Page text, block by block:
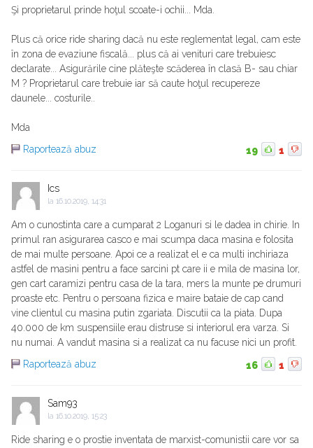
Şi proprietarul prinde hoţul scoate-i ochii... Mda.
Plus că orice ride sharing dacă nu este reglementat legal, cam este
în zona de evaziune fiscală... plus că ai venituri care trebuiesc
declarate... Asigurările cine plăteşte scăderea în clasă B- sau chiar
M ? Proprietarul care trebuie iar să caute hoţul recupereze
daunele... costurile..
Mda
Raportează abuz
19 1
Ics
la 16.10.2019, 14:31
Am o cunostinta care a cumparat 2 Loganuri si le dadea in chirie. In
primul ran asigurarea casco e mai scumpa daca masina e folosita
de mai multe persoane. Apoi ce a realizat el e ca multi inchiriaza
astfel de masini pentru a face sarcini pt care ii e mila de masina lor,
gen cart caramizi pentru casa de la tara, mers la munte pe drumuri
proaste etc. Pentru o persoana fizica e maire bataie de cap cand
vine clientul cu masina putin zgariata. Discutii ca la piata. Dupa
40.000 de km suspensiile erau distruse si interiorul era varza. Si
nu numai. A vandut masina si a realizat ca nu facuse nici un profit.
Raportează abuz
16 1
Sam93
la 16.10.2019, 15:23
Ride sharing e o prostie inventata de marxist-comunistii care vor sa